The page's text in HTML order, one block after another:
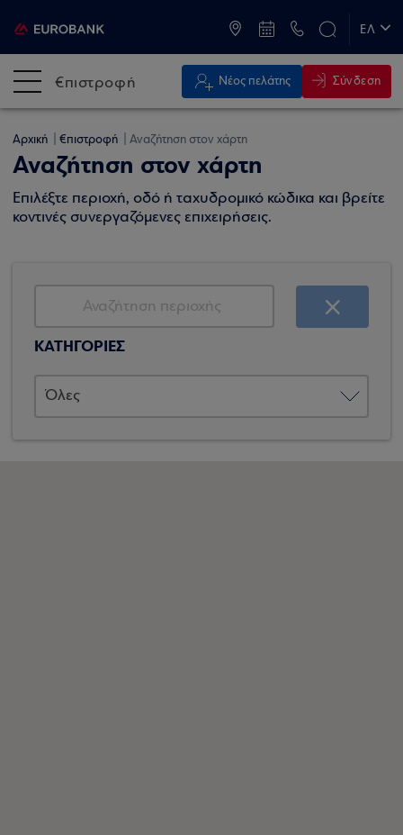
ΕΛ
€πιστροφή Νέος πελάτης Σύνδεση
Αρχική €πιστροφή Αναζήτηση στον χάρτη
Αναζήτηση στον χάρτη
Επιλέξτε περιοχή, οδό ή ταχυδρομικό κώδικα και βρείτε
κοντινές συνεργαζόμενες επιχειρήσεις.
ΚΑΤΗΓΟΡΙΕΣ